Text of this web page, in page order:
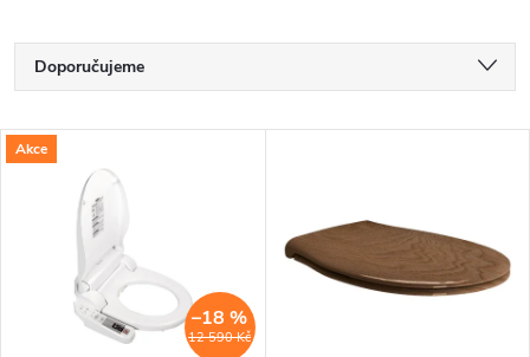
Ř
a
z
Doporučujeme
Nejdražší
Nejprodávanější
Abecedně
V
Akce
12 590 Kč
–18 %